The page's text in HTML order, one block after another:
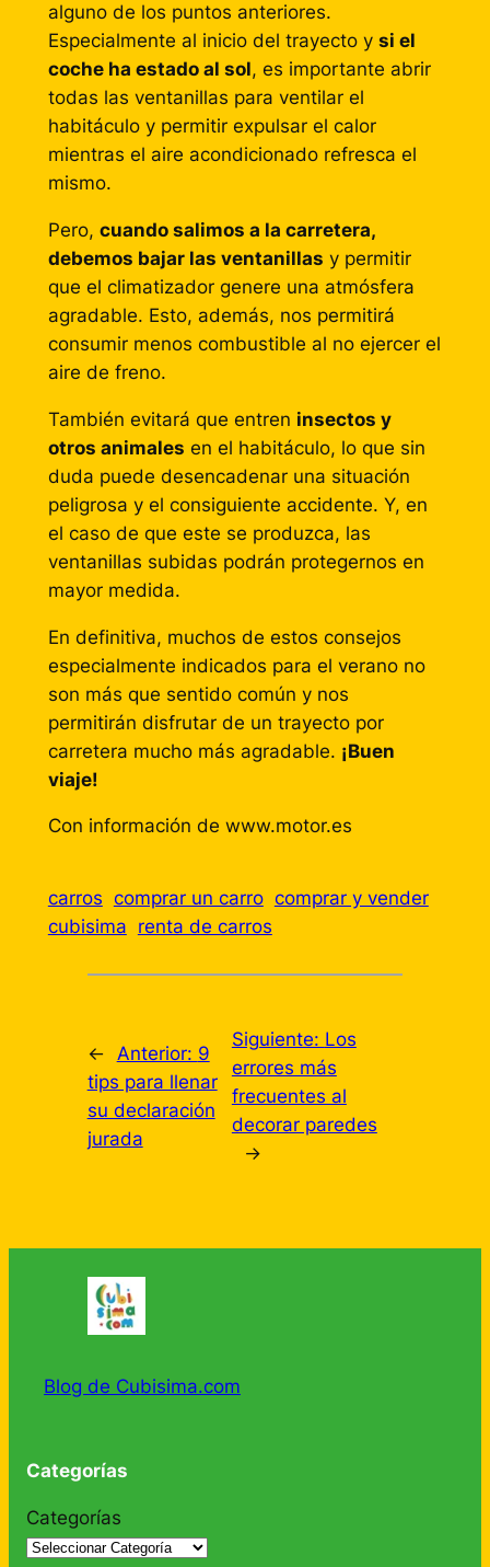
alguno de los puntos anteriores.
Especialmente al inicio del trayecto y si el
coche ha estado al sol, es importante abrir
todas las ventanillas para ventilar el
habitáculo y permitir expulsar el calor
mientras el aire acondicionado refresca el
mismo.
Pero, cuando salimos a la carretera,
debemos bajar las ventanillas y permitir
que el climatizador genere una atmósfera
agradable. Esto, además, nos permitirá
consumir menos combustible al no ejercer el
aire de freno.
También evitará que entren insectos y
otros animales en el habitáculo, lo que sin
duda puede desencadenar una situación
peligrosa y el consiguiente accidente. Y, en
el caso de que este se produzca, las
ventanillas subidas podrán protegernos en
mayor medida.
En definitiva, muchos de estos consejos
especialmente indicados para el verano no
son más que sentido común y nos
permitirán disfrutar de un trayecto por
carretera mucho más agradable. ¡Buen
viaje!
Con información de www.motor.es
carros comprar un carro comprar y vender
cubisima renta de carros
← Anterior: 9
tips para llenar
su declaración
jurada
Siguiente: Los
errores más
frecuentes al
decorar paredes
→
Blog de Cubisima.com
Categorías
Categorías